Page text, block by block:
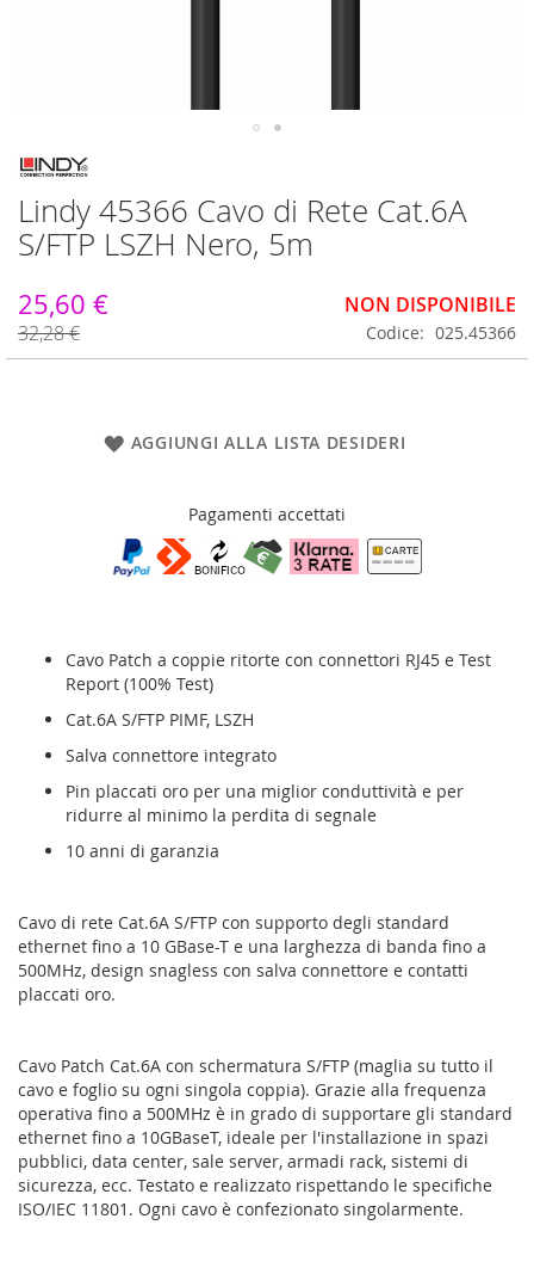
Vai
all'inizio
della
galleria
di
Lindy 45366 Cavo di Rete Cat.6A
S/FTP LSZH Nero, 5m
25,60 €
32,28 €
NON DISPONIBILE
Codice 025.45366
AGGIUNGI ALLA LISTA DESIDERI
Pagamenti accettati
Cavo Patch a coppie ritorte con connettori RJ45 e Test
Report (100% Test)
Cat.6A S/FTP PIMF, LSZH
Salva connettore integrato
Pin placcati oro per una miglior conduttività e per
ridurre al minimo la perdita di segnale
10 anni di garanzia
Cavo di rete Cat.6A S/FTP con supporto degli standard
ethernet fino a 10 GBase-T e una larghezza di banda fino a
500MHz, design snagless con salva connettore e contatti
placcati oro.
Cavo Patch Cat.6A con schermatura S/FTP (maglia su tutto il
cavo e foglio su ogni singola coppia). Grazie alla frequenza
operativa fino a 500MHz è in grado di supportare gli standard
ethernet fino a 10GBaseT, ideale per l'installazione in spazi
pubblici, data center, sale server, armadi rack, sistemi di
sicurezza, ecc. Testato e realizzato rispettando le specifiche
ISO/IEC 11801. Ogni cavo è confezionato singolarmente.